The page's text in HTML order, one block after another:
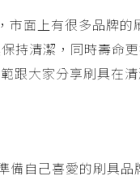
面上有很多品牌的
持清潔，同時壽命
範跟大家分享刷具在
備自己喜愛的刷具品